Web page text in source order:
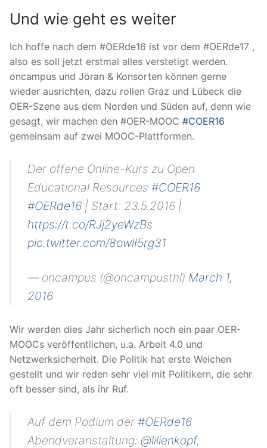
Und wie geht es weiter
Ich hoffe nach dem #OERde16 ist vor dem #OERde17 ,
also es soll jetzt erstmal alles verstetigt werden.
oncampus und Jöran & Konsorten können gerne
wieder ausrichten, dazu rollen Graz und Lübeck die
OER-Szene aus dem Norden und Süden auf, denn wie
gesagt, wir machen den #OER-MOOC #COER16
gemeinsam auf zwei MOOC-Plattformen.
Der offene Online-Kurs zu Open
Educational Resources#COER16
#OERde16 | Start: 23.5.2016 |
https://t.co/RJj2yeWzBs
pic.twitter.com/8owlI5rg31
— oncampus (@oncampusthl) March 1,
2016
Wir werden dies Jahr sicherlich noch ein paar OER-
MOOCs veröffentlichen, u.a. Arbeit 4.0 und
Netzwerksicherheit. Die Politik hat erste Weichen
gestellt und wir reden sehr viel mit Politikern, die sehr
oft besser sind, als ihr Ruf.
Auf dem Podium der#OERde16
Abendveranstaltung:@lilienkopf,